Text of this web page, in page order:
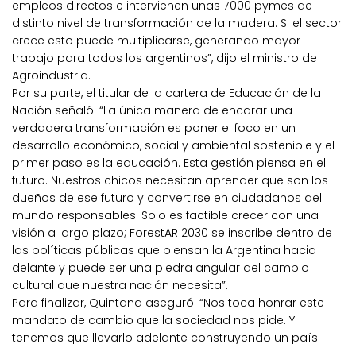
empleos directos e intervienen unas 7000 pymes de
distinto nivel de transformación de la madera. Si el sector
crece esto puede multiplicarse, generando mayor
trabajo para todos los argentinos”, dijo el ministro de
Agroindustria.
Por su parte, el titular de la cartera de Educación de la
Nación señaló: “La única manera de encarar una
verdadera transformación es poner el foco en un
desarrollo económico, social y ambiental sostenible y el
primer paso es la educación. Esta gestión piensa en el
futuro. Nuestros chicos necesitan aprender que son los
dueños de ese futuro y convertirse en ciudadanos del
mundo responsables. Solo es factible crecer con una
visión a largo plazo; ForestAR 2030 se inscribe dentro de
las políticas públicas que piensan la Argentina hacia
delante y puede ser una piedra angular del cambio
cultural que nuestra nación necesita”.
Para finalizar, Quintana aseguró: “Nos toca honrar este
mandato de cambio que la sociedad nos pide. Y
tenemos que llevarlo adelante construyendo un país